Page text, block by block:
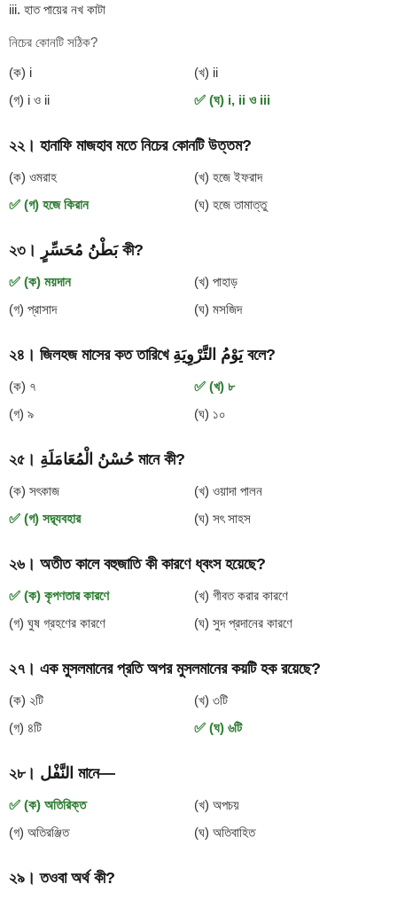
iii. হাত পায়ের নখ কাটা
নিচের কোনটি সঠিক?
(ক) i
(খ) ii
(গ) i ও ii
✅ (ঘ) i, ii ও iii
২২। হানাফি মাজহাব মতে নিচের কোনটি উত্তম?
(ক) ওমরাহ
(খ) হজে ইফরাদ
✅ (গ) হজে কিরান
(ঘ) হজে তামাত্তু
২৩। بَطْنُ مُحَسِّرٍ কী?
✅ (ক) ময়দান
(খ) পাহাড়
(গ) প্রাসাদ
(ঘ) মসজিদ
২৪। জিলহজ মাসের কত তারিখে يَوْمُ التَّرْوِيَةِ বলে?
(ক) ৭
✅ (খ) ৮
(গ) ৯
(ঘ) ১০
২৫। حُسْنُ الْمُعَامَلَةِ মানে কী?
(ক) সৎকাজ
(খ) ওয়াদা পালন
✅ (গ) সদ্ব্যবহার
(ঘ) সৎ সাহস
২৬। অতীত কালে বহুজাতি কী কারণে ধ্বংস হয়েছে?
✅ (ক) কৃপণতার কারণে
(খ) গীবত করার কারণে
(গ) ঘুষ গ্রহণের কারণে
(ঘ) সুদ প্রদানের কারণে
২৭। এক মুসলমানের প্রতি অপর মুসলমানের কয়টি হক রয়েছে?
(ক) ২টি
(খ) ৩টি
(গ) ৪টি
✅ (ঘ) ৬টি
২৮। النَّفْل মানে—
✅ (ক) অতিরিক্ত
(খ) অপচয়
(গ) অতিরঞ্জিত
(ঘ) অতিবাহিত
২৯। তওবা অর্থ কী?